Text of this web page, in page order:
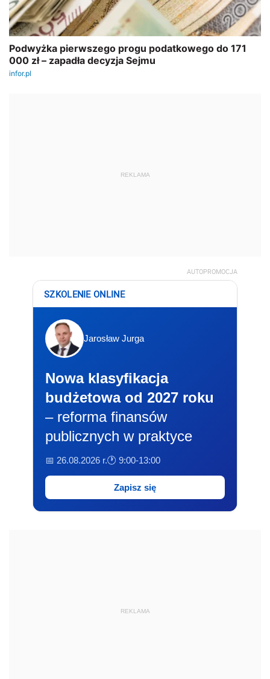
REKLAMA
AUTOPROMOCJA
SZKOLENIE ONLINE
Jarosław Jurga
Nowa klasyfikacja
budżetowa od 2027 roku
– reforma finansów
publicznych w praktyce
📅 26.08.2026 r.🕐 9:00-13:00
Zapisz się
REKLAMA